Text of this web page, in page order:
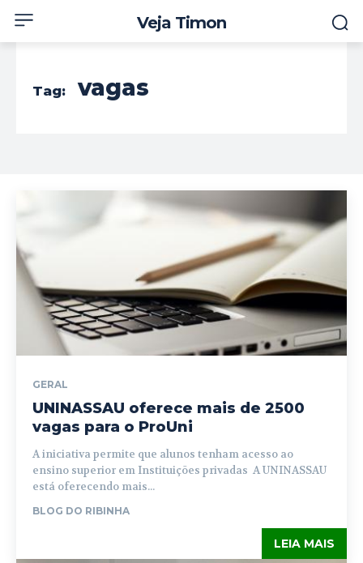
Veja Timon
Tag: vagas
GERAL
UNINASSAU oferece mais de 2500
vagas para o ProUni
A iniciativa permite que alunos tenham acesso ao
ensino superior em Instituições privadas A UNINASSAU
está oferecendo mais...
BLOG DO RIBINHA
LEIA MAIS